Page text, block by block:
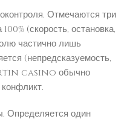
Отмечаются три
(скорость, остановка,
частично лишь
(непредсказуемость,
casino обычно
Определяется один